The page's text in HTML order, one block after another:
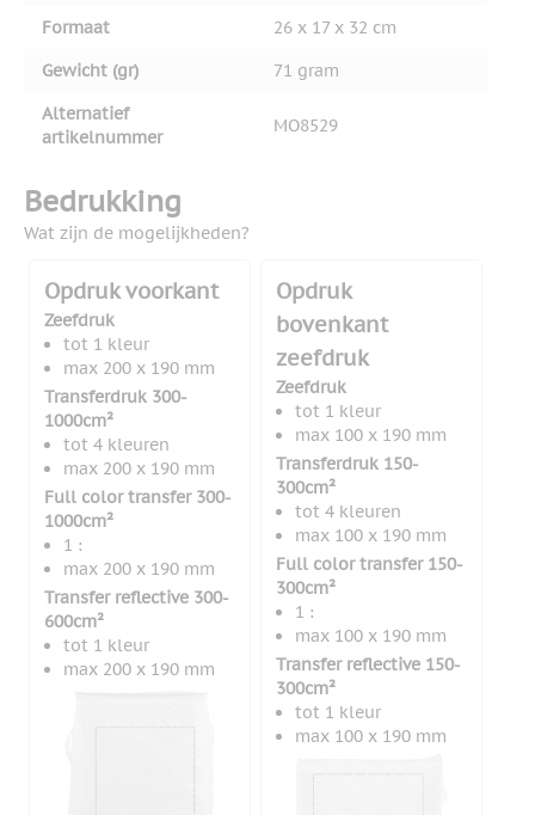
Formaat
26 x 17 x 32 cm
Gewicht (gr)
71 gram
Alternatief
artikelnummer
MO8529
Bedrukking
Wat zijn de mogelijkheden?
Opdruk voorkant
Zeefdruk
tot 1 kleur
max 200 x 190 mm
Transferdruk 300-
1000cm²
tot 4 kleuren
max 200 x 190 mm
Full color transfer 300-
1000cm²
1 :
max 200 x 190 mm
Transfer reflective 300-
600cm²
tot 1 kleur
max 200 x 190 mm
Opdruk
bovenkant
zeefdruk
Zeefdruk
tot 1 kleur
max 100 x 190 mm
Transferdruk 150-
300cm²
tot 4 kleuren
max 100 x 190 mm
Full color transfer 150-
300cm²
1 :
max 100 x 190 mm
Transfer reflective 150-
300cm²
tot 1 kleur
max 100 x 190 mm